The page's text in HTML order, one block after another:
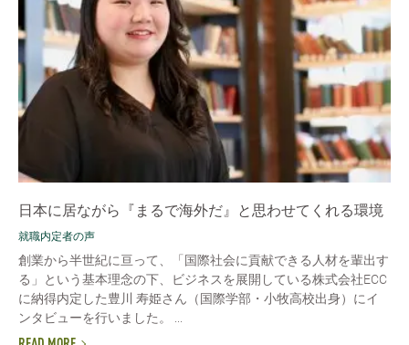
日本に居ながら『まるで海外だ』と思わせてくれる環境
就職内定者の声
創業から半世紀に亘って、「国際社会に貢献できる人材を輩出す
る」という基本理念の下、ビジネスを展開している株式会社ECC
に納得内定した豊川 寿姫さん（国際学部・小牧高校出身）にイ
ンタビューを行いました。 ...